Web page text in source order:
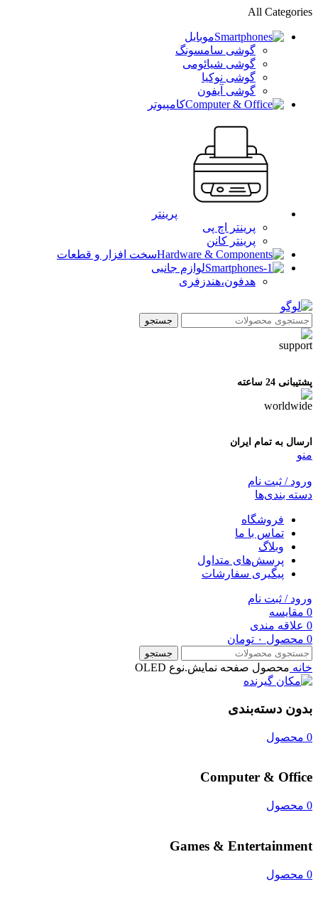
All Categories
موبایل
گوشی سامسونگ
گوشی شیائومی
گوشی نوکیا
گوشی آیفون
کامپیوتر
پرینتر
پرینتر اچ پی
پرینتر کانن
سخت افزار و قطعات
لوازم جانبی
هدفون،هندزفری
جستجو
پشتیبانی 24 ساعته
ارسال به تمام ایران
منو
ورود / ثبت نام
دسته بندی‌ها
فروشگاه
تماس با ما
وبلاگ
پرسش‌های متداول
پیگیری سفارشات
ورود / ثبت نام
0 مقایسه
0 علاقه مندی
0 محصول ۰ تومان
جستجو
خانه محصول صفحه نمايش.نوع OLED
بدون دسته‌بندی
0 محصول
Computer & Office
0 محصول
Games & Entertainment
0 محصول